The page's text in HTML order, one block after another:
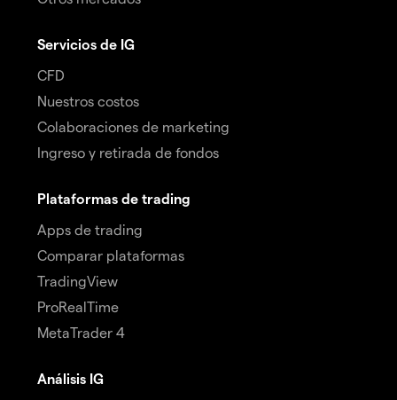
Servicios de IG
CFD
Nuestros costos
Colaboraciones de marketing
Ingreso y retirada de fondos
Plataformas de trading
Apps de trading
Comparar plataformas
TradingView
ProRealTime
MetaTrader 4
Análisis IG